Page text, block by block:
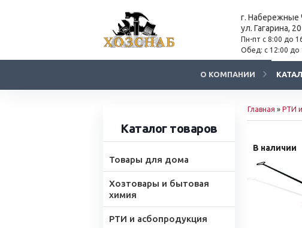
г. Набережные
ул. Гагарина, 20
Пн-пт с 8:00 до
Обед: с 12:00 до
О КОМПАНИИ
Каталог товаров
Товары для дома
Хозтовары и бытовая
химия
РТИ и асбопродукция
Главная » РТИ
В наличии